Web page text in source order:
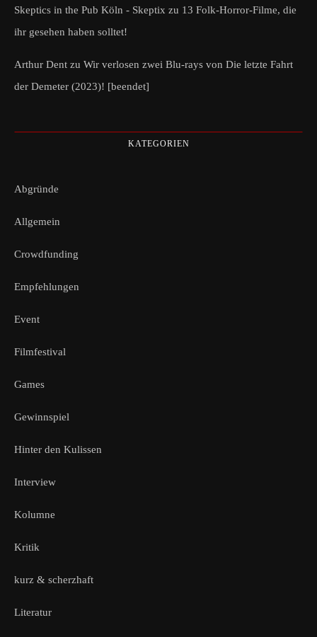
Skeptics in the Pub Köln - Skeptix zu 13 Folk-Horror-Filme, die
ihr gesehen haben solltet!
Arthur Dent zu Wir verlosen zwei Blu-rays von Die letzte Fahrt
der Demeter (2023)! [beendet]
KATEGORIEN
Abgründe
Allgemein
Crowdfunding
Empfehlungen
Event
Filmfestival
Games
Gewinnspiel
Hinter den Kulissen
Interview
Kolumne
Kritik
kurz & scherzhaft
Literatur